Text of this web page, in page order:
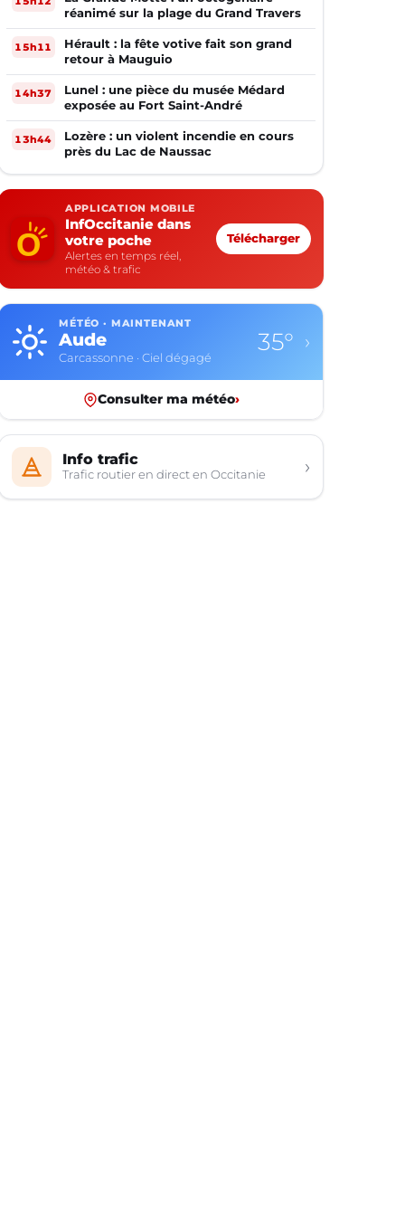
réanimé sur la plage du Grand Travers
15h11
Hérault : la fête votive fait son grand
retour à Mauguio
14h37
Lunel : une pièce du musée Médard
exposée au Fort Saint-André
13h44
Lozère : un violent incendie en cours
près du Lac de Naussac
APPLICATION MOBILE
InfOccitanie dans
votre poche
Alertes en temps réel,
météo & trafic
Télécharger
MÉTÉO · MAINTENANT
Aude
Carcassonne · Ciel dégagé
35° ›
Consulter ma météo›
Info trafic
Trafic routier en direct en Occitanie ›